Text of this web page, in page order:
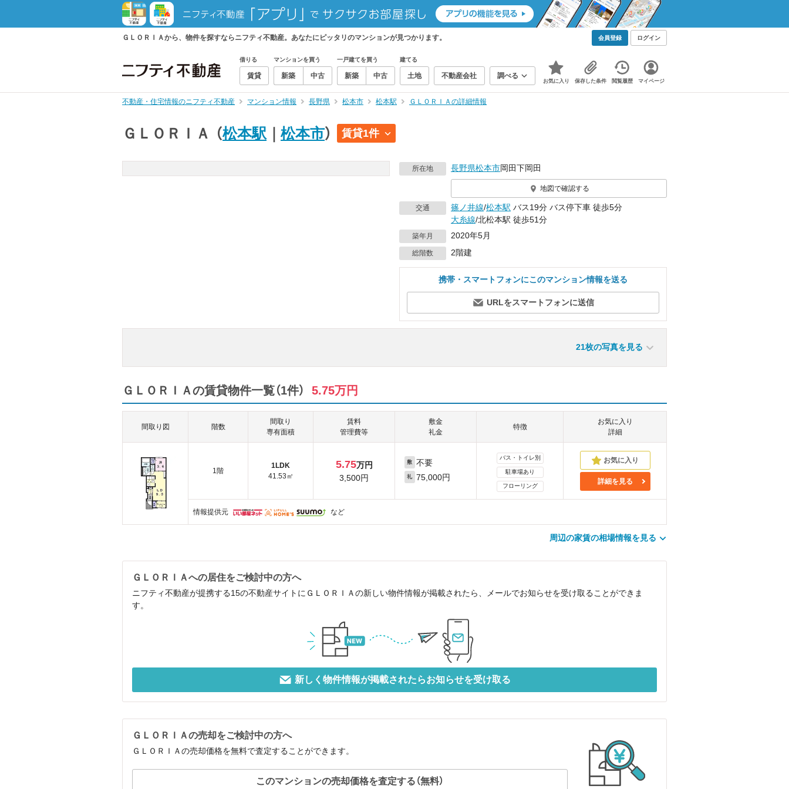
ＧＬＯＲＩＡから、物件を探すならニフティ不動産。あなたにピッタリのマンションが見つかります。 会員登録 ログイン
借りる
賃貸
マンションを買う
新築 中古
一戸建てを買う
新築 中古
建てる
土地 不動産会社 調べる
お気に入り 保存した条件 閲覧履歴 マイページ
不動産・住宅情報のニフティ不動産 マンション情報 長野県 松本市 松本駅 ＧＬＯＲＩＡの詳細情報
ＧＬＯＲＩＡ （松本駅 松本市） 賃貸1件
所在地 長野県松本市岡田下岡田
地図で確認する
交通 篠ノ井線/松本駅 バス19分 バス停下車 徒歩5分
大糸線/北松本駅 徒歩51分
築年月 2020年5月
総階数 2階建
携帯・スマートフォンにこのマンション情報を送る
URLをスマートフォンに送信
21枚の写真を見る
ＧＬＯＲＩＡの賃貸物件一覧（1件） 5.75万円
間取り図 階数
間取り
専有面積
賃料
管理費等
敷金
礼金
特徴
お気に入り
詳細
1階
1LDK
41.53㎡
5.75万円
3,500円
敷 不要
礼 75,000円
バス・トイレ別
駐車場あり
フローリング
詳細を見る
情報提供元 など
周辺の家賃の相場情報を見る
ＧＬＯＲＩＡへの居住をご検討中の方へ
ニフティ不動産が提携する15の不動産サイトにＧＬＯＲＩＡの新しい物件情報が掲載されたら、メールでお知らせを受け取ることができま
す。
新しく物件情報が掲載されたらお知らせを受け取る
ＧＬＯＲＩＡの売却をご検討中の方へ
ＧＬＯＲＩＡの売却価格を無料で査定することができます。
このマンションの売却価格を査定する（無料）